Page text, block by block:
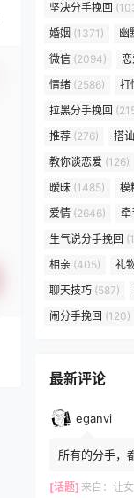
坚决分手挽回
婚姻 (1371) 幽
微信 (2094)
情绪 (2586) 打
拉黑分手挽回
推荐 (276) 搭讪
教你谈恋爱 (126)
暧昧 (1485) 模
爱情 (2646) 牵
生气说分手挽回
相亲 (405) 礼
聊天技巧 (587)
闹分手挽回 (120)
最新评论
eganvi
所有的分手，
望的过程。 ?
[话题] 来自： 让女